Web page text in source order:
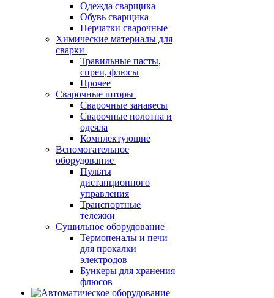
Одежда сварщика
Обувь сварщика
Перчатки сварочные
Химические материалы для
сварки
Травильные пасты,
спреи, флюсы
Прочее
Сварочные шторы
Сварочные занавесы
Сварочные полотна и
одеяла
Комплектующие
Вспомогательное
оборудование
Пульты
дистанционного
управления
Транспортные
тележки
Сушильное оборудование
Термопеналы и печи
для прокалки
электродов
Бункеры для хранения
флюсов